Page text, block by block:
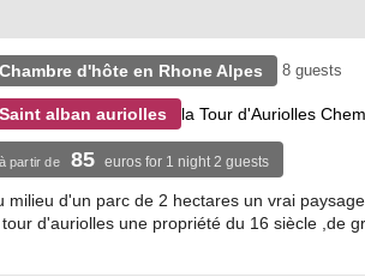
Chambre d'hôte en Rhone Alpes 8 guests
Saint alban auriolles la Tour d'Auriolles
à partir de 85 euros for 1 night 2 guests
milieu d'un parc de 2 hectares un vrai
tour d'auriolles une propriété du 16 siècle ,de